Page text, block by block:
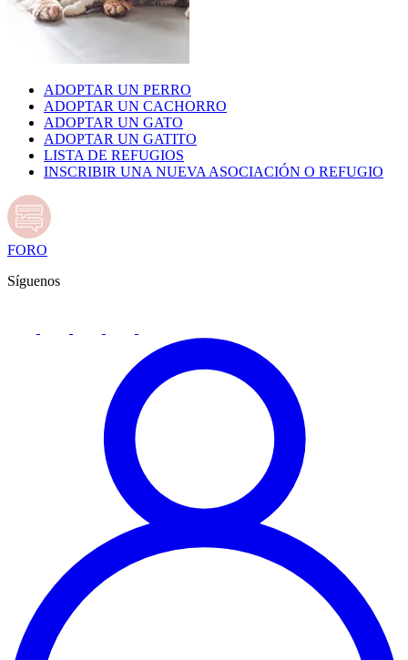
ADOPTAR UN PERRO
ADOPTAR UN CACHORRO
ADOPTAR UN GATO
ADOPTAR UN GATITO
LISTA DE REFUGIOS
INSCRIBIR UNA NUEVA ASOCIACIÓN O REFUGIO
FORO
Síguenos